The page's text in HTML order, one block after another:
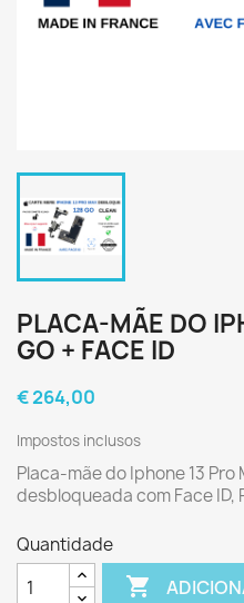
PLACA-MÃE DO
GO + FACE ID
€ 264,00
Impostos inclusos
Placa-mãe do Iphone 13
desbloqueada com Face
Quantidade
